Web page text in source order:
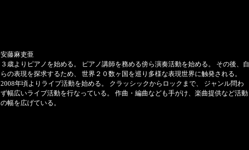
安藤麻吏亜
３歳よりピアノを始める。 ピアノ講師を務める傍ら演奏活動を始める。 その後、自
らの表現を探求するため、 世界２０数ヶ国を巡り多様な表現世界に触発される。
2008年頃よりライブ活動を始める。 クラッシックからロックまで、 ジャンル問わ
ず幅広いライブ活動を行なっている。 作曲・編曲なども手がけ、楽曲提供など活動
の幅を広げている。